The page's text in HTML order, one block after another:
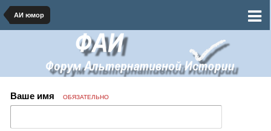
АИ юмор
Ваше имя ОБЯЗАТЕЛЬНО